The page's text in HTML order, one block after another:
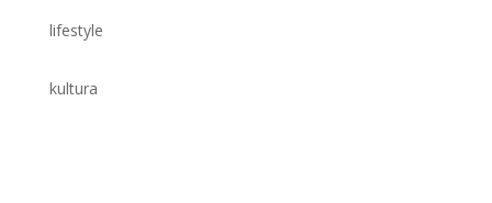
lifestyle
kultura